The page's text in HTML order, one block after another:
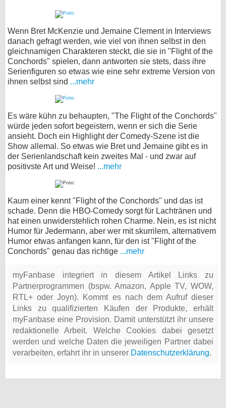
Wenn Bret McKenzie und Jemaine Clement in Interviews
danach gefragt werden, wie viel von ihnen selbst in den
gleichnamigen Charakteren steckt, die sie in "Flight of the
Conchords" spielen, dann antworten sie stets, dass ihre
Serienfiguren so etwas wie eine sehr extreme Version von
ihnen selbst sind ...mehr
Es wäre kühn zu behaupten, "The Flight of the Conchords"
würde jeden sofort begeistern, wenn er sich die Serie
ansieht. Doch ein Highlight der Comedy-Szene ist die
Show allemal. So etwas wie Bret und Jemaine gibt es in
der Serienlandschaft kein zweites Mal - und zwar auf
positivste Art und Weise! ...mehr
Kaum einer kennt "Flight of the Conchords" und das ist
schade. Denn die HBO-Comedy sorgt für Lachtränen und
hat einen unwiderstehlich rohen Charme. Nein, es ist nicht
Humor für Jedermann, aber wer mit skurrilem, alternativem
Humor etwas anfangen kann, für den ist "Flight of the
Conchords" genau das richtige ...mehr
myFanbase integriert in diesem Artikel Links zu
Partnerprogrammen (bspw. Amazon, Apple TV, WOW,
RTL+ oder Joyn). Kommt es nach dem Aufruf dieser
Links zu qualifizierten Käufen der Produkte, erhält
myFanbase eine Provision. Damit unterstützt ihr unsere
redaktionelle Arbeit. Welche Cookies dabei gesetzt
werden und welche Daten die jeweiligen Partner dabei
verarbeiten, erfahrt ihr in unserer Datenschutzerklärung.